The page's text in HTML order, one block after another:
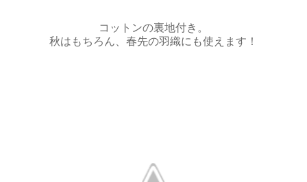
コットンの裏地付き。
秋はもちろん、春先の羽織にも使えます！